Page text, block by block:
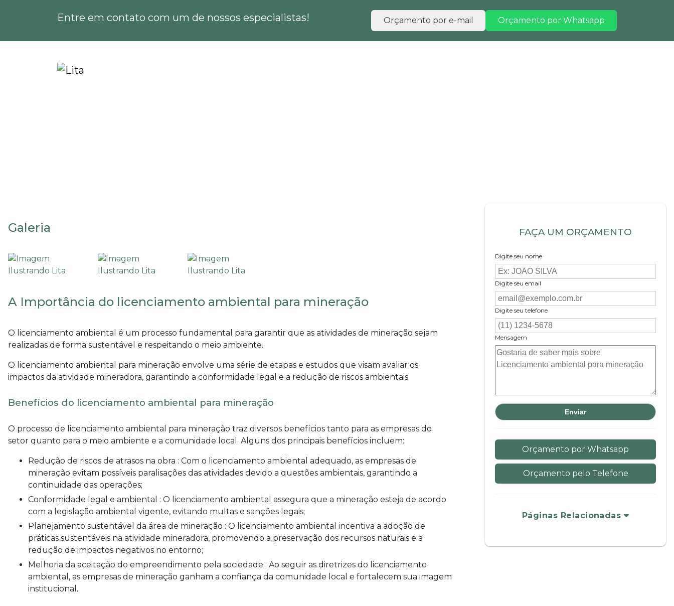
Entre em contato com um de nossos especialistas! Orçamento por e-mail Orçamento por Whatsapp
Galeria
A Importância do licenciamento ambiental para mineração
O licenciamento ambiental é um processo fundamental para garantir que as atividades de mineração sejam
realizadas de forma sustentável e respeitando o meio ambiente.
O licenciamento ambiental para mineração envolve uma série de etapas e estudos que visam avaliar os
impactos da atividade mineradora, garantindo a conformidade legal e a redução de riscos ambientais.
Benefícios do licenciamento ambiental para mineração
O processo de licenciamento ambiental para mineração traz diversos benefícios tanto para as empresas do
setor quanto para o meio ambiente e a comunidade local. Alguns dos principais benefícios incluem:
Redução de riscos de atrasos na obra : Com o licenciamento ambiental adequado, as empresas de
mineração evitam possíveis paralisações das atividades devido a questões ambientais, garantindo a
continuidade das operações;
Conformidade legal e ambiental : O licenciamento ambiental assegura que a mineração esteja de acordo
com a legislação ambiental vigente, evitando multas e sanções legais;
Planejamento sustentável da área de mineração : O licenciamento ambiental incentiva a adoção de
práticas sustentáveis na atividade mineradora, promovendo a preservação dos recursos naturais e a
redução de impactos negativos no entorno;
Melhoria da aceitação do empreendimento pela sociedade : Ao seguir as diretrizes do licenciamento
ambiental, as empresas de mineração ganham a confiança da comunidade local e fortalecem sua imagem
institucional.
FAÇA UM ORÇAMENTO
Digite seu nome
Digite seu email
Digite seu telefone
Mensagem
Orçamento por Whatsapp
Orçamento pelo Telefone
Páginas Relacionadas